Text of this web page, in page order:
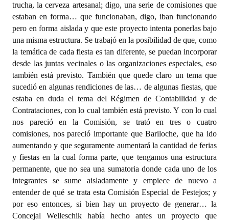
trucha, la cerveza artesanal; digo, una serie de comisiones que
estaban en forma… que funcionaban, digo, iban funcionando
pero en forma aislada y que este proyecto intenta ponerlas bajo
una misma estructura. Se trabajó en la posibilidad de que, como
la temática de cada fiesta es tan diferente, se puedan incorporar
desde las juntas vecinales o las organizaciones especiales, eso
también está previsto. También que quede claro un tema que
sucedió en algunas rendiciones de las… de algunas fiestas, que
estaba en duda el tema del Régimen de Contabilidad y de
Contrataciones, con lo cual también está previsto. Y con lo cual
nos pareció en la Comisión, se trató en tres o cuatro
comisiones, nos pareció importante que Bariloche, que ha ido
aumentando y que seguramente aumentará la cantidad de ferias
y fiestas en la cual forma parte, que tengamos una estructura
permanente, que no sea una sumatoria donde cada uno de los
integrantes se sume aisladamente y empiece de nuevo a
entender de qué se trata esta Comisión Especial de Festejos; y
por eso entonces, si bien hay un proyecto de generar… la
Concejal Welleschik había hecho antes un proyecto que